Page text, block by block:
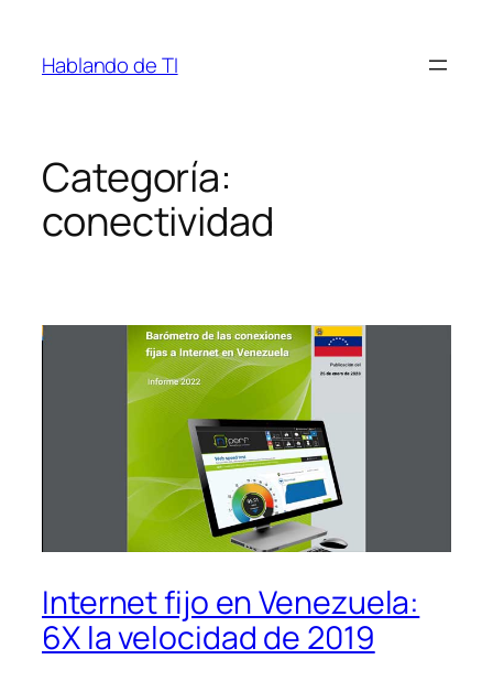
contenido
Hablando de TI
Categoría:
conectividad
Internet fijo en Venezuela:
6X la velocidad de 2019